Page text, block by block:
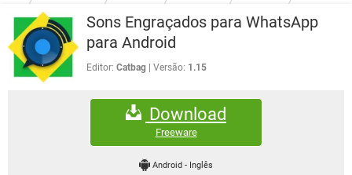
OUTLOOK EXCEL
INSTAGRAM
GUIA DE COMPRAS
JOGOS WHATSAPP
CELULAR FACEBOOK
OUTLOOK
DOWNLOADS
JOGOS
CELULAR FACEBOOK
EXCEL
GMAIL
FÓRUM
FACEBOOK
EXCEL
GMAIL
WHATSAPP
Sons Engraçados para WhatsApp
para Android
Editor: Catbag Versão: 1.15
Download
Freeware
Android- Inglês